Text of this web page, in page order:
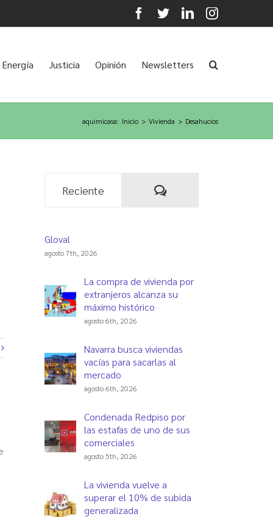
Facebook
TwitterLinkedInInstagram
Energía Justicia Opinión Newsletters
aquimicasa: Inicio > Vivienda > Desahucios
Reciente Comentarios
Gloval
agosto 7th, 2026
La compra de vivienda por
extranjeros alcanza su
máximo histórico
agosto 6th, 2026
Navarra busca viviendas
vacías para sacarlas al
mercado
agosto 6th, 2026
Condenada Redpiso por
las estafas de uno de sus
comerciales
agosto 5th, 2026
La vivienda vuelve a
superar el 10% de subida
generalizada